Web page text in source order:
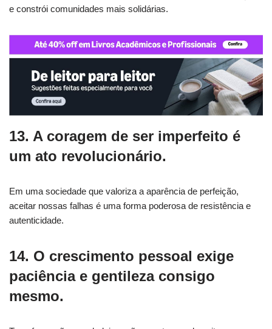
e constrói comunidades mais solidárias.
13. A coragem de ser imperfeito é
um ato revolucionário.
Em uma sociedade que valoriza a aparência de perfeição,
aceitar nossas falhas é uma forma poderosa de resistência e
autenticidade.
14. O crescimento pessoal exige
paciência e gentileza consigo
mesmo.